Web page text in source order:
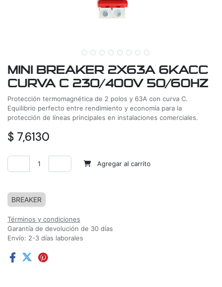
MINI BREAKER 2X63A 6KACC
CURVA C 230/400V 50/60HZ
Protección termomagnética de 2 polos y 63A con curva C.
Equilibrio perfecto entre rendimiento y economía para la
protección de líneas principales en instalaciones comerciales.
$ 7,6130
Agregar al carrito
BREAKER
Términos y condiciones
Garantía de devolución de 30 días
Envío: 2-3 días laborales